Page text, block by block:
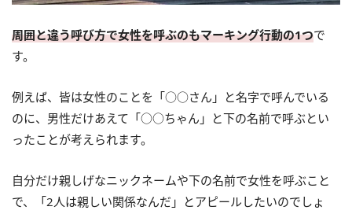
周囲と違う呼び方で女性を呼ぶのもマーキング行動の1つで
す。
例えば、皆は女性のことを「○○さん」と名字で呼んでいる
のに、男性だけあえて「○○ちゃん」と下の名前で呼ぶとい
ったことが考えられます。
自分だけ親しげなニックネームや下の名前で女性を呼ぶこと
で、「2人は親しい関係なんだ」とアピールしたいのでしょ